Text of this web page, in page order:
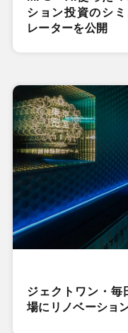
ション投資のシミ
レーターを公開
ジェクトワン・毎
場にリノベーショ